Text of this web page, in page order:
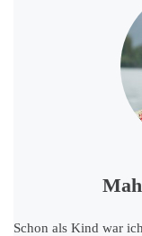
Schon als Kind war